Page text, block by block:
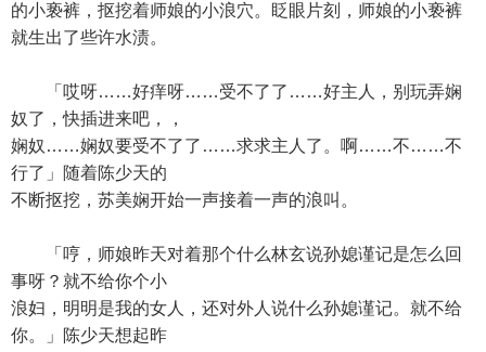
的小亵裤，抠挖着师娘的小浪穴。眨眼片刻，师娘的小亵裤
就生出了些许水渍。
「哎呀……好痒呀……受不了了……好主人，别玩弄娴
奴了，快插进来吧，，
娴奴……娴奴要受不了了……求求主人了。啊……不……不
行了」随着陈少天的
不断抠挖，苏美娴开始一声接着一声的浪叫。
「哼，师娘昨天对着那个什么林玄说孙媳谨记是怎么回
事呀？就不给你个小
浪妇，明明是我的女人，还对外人说什么孙媳谨记。就不给
你。」陈少天想起昨